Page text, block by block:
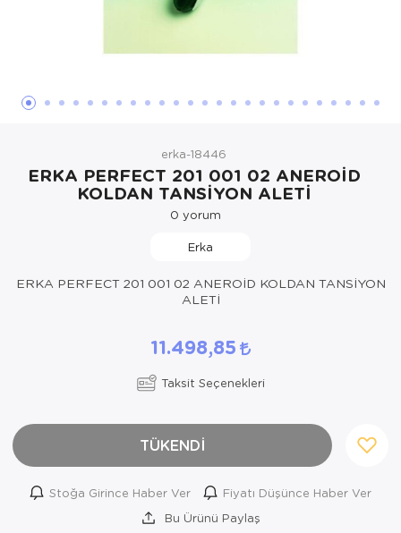
KIzilotesi isik
Ortopedi Ürünleri
Ortopedi Ürünleri
Ortopedi Ürünleri
erka-18446
ERKA PERFECT 201 001 02 ANEROİD
KOLDAN TANSİYON ALETİ
0 yorum
Erka
ERKA PERFECT 201 001 02 ANEROİD KOLDAN TANSİYON
ALETİ
11.498,85
Taksit Seçenekleri
TÜKENDİ
Stoğa Girince Haber Ver
Fiyatı Düşünce Haber Ver
Bu Ürünü Paylaş